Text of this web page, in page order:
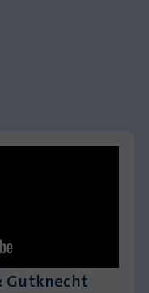
Gutknecht